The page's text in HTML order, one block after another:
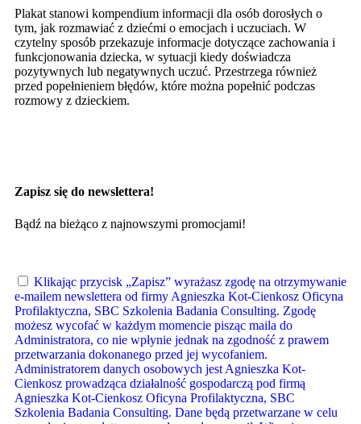
Plakat stanowi kompendium informacji dla osób dorosłych o
tym, jak rozmawiać z dziećmi o emocjach i uczuciach. W
czytelny sposób przekazuje informacje dotyczące zachowania i
funkcjonowania dziecka, w sytuacji kiedy doświadcza
pozytywnych lub negatywnych uczuć. Przestrzega również
przed popełnieniem błędów, które można popełnić podczas
rozmowy z dzieckiem.
Zapisz się do newslettera!
Bądź na bieżąco z najnowszymi promocjami!
Klikając przycisk „Zapisz” wyrażasz zgodę na otrzymywanie
e-mailem newslettera od firmy Agnieszka Kot-Cienkosz Oficyna
Profilaktyczna, SBC Szkolenia Badania Consulting. Zgodę
możesz wycofać w każdym momencie pisząc maila do
Administratora, co nie wpłynie jednak na zgodność z prawem
przetwarzania dokonanego przed jej wycofaniem.
Administratorem danych osobowych jest Agnieszka Kot-
Cienkosz prowadząca działalność gospodarczą pod firmą
Agnieszka Kot-Cienkosz Oficyna Profilaktyczna, SBC
Szkolenia Badania Consulting. Dane będą przetwarzane w celu